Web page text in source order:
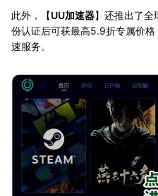
此外，【UU加速器】还推出了全
份认证后可获最高5.9折专属价
速服务。